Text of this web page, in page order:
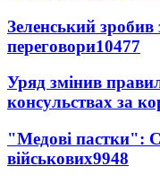
Зеленський зробив
переговори10477
Уряд змінив
консульствах за
"Медові пастки":
військових9948